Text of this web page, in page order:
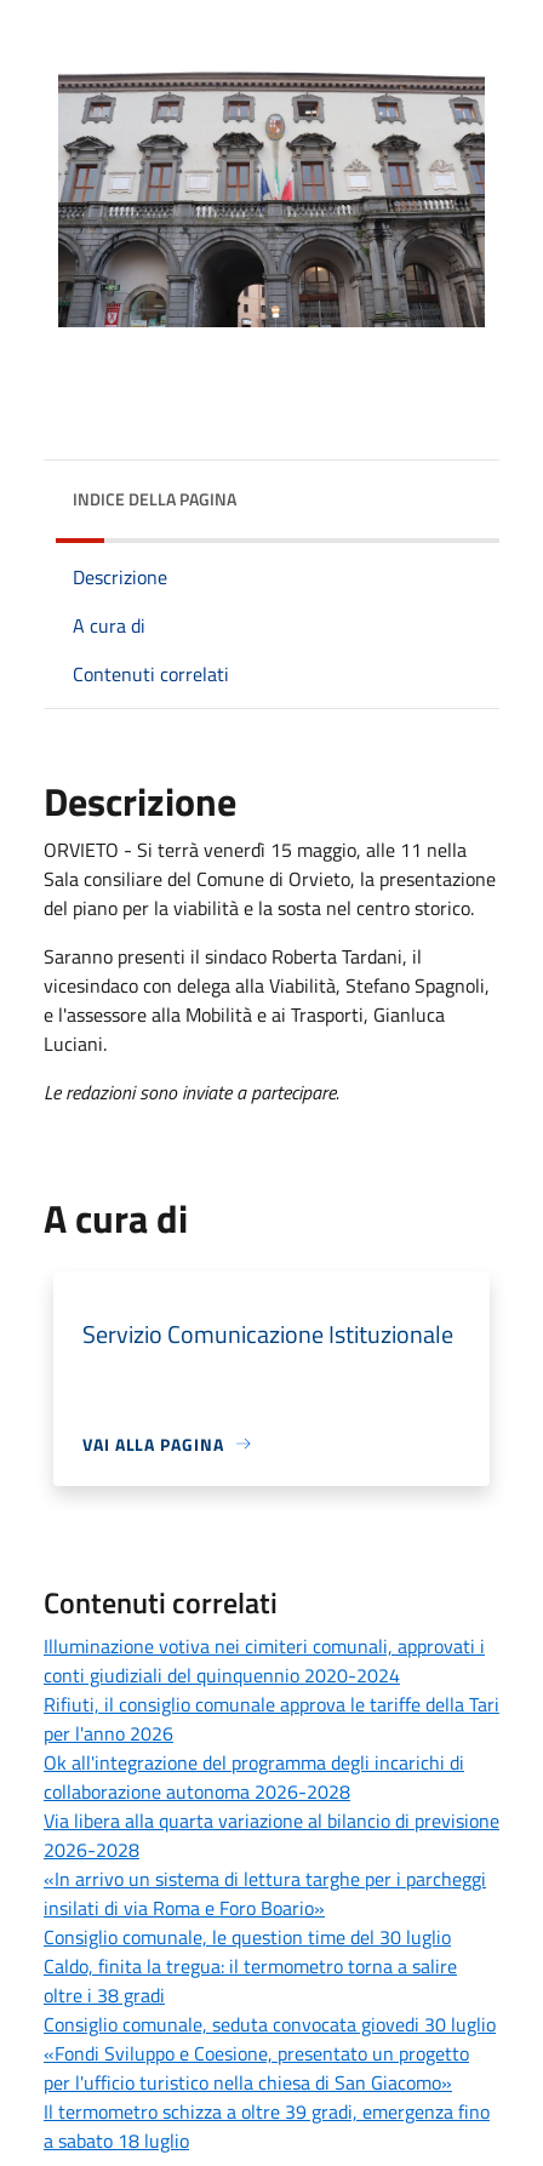
INDICE DELLA PAGINA
Descrizione
A cura di
Contenuti correlati
Descrizione
ORVIETO - Si terrà venerdì 15 maggio, alle 11 nella
Sala consiliare del Comune di Orvieto, la presentazione
del piano per la viabilità e la sosta nel centro storico.
Saranno presenti il sindaco Roberta Tardani, il
vicesindaco con delega alla Viabilità, Stefano Spagnoli,
e l'assessore alla Mobilità e ai Trasporti, Gianluca
Luciani.
Le redazioni sono inviate a partecipare.
A cura di
Servizio Comunicazione Istituzionale
VAI ALLA PAGINA
Contenuti correlati
Illuminazione votiva nei cimiteri comunali, approvati i
conti giudiziali del quinquennio 2020-2024
Rifiuti, il consiglio comunale approva le tariffe della Tari
per l'anno 2026
Ok all'integrazione del programma degli incarichi di
collaborazione autonoma 2026-2028
Via libera alla quarta variazione al bilancio di previsione
2026-2028
«In arrivo un sistema di lettura targhe per i parcheggi
insilati di via Roma e Foro Boario»
Consiglio comunale, le question time del 30 luglio
Caldo, finita la tregua: il termometro torna a salire
oltre i 38 gradi
Consiglio comunale, seduta convocata giovedi 30 luglio
«Fondi Sviluppo e Coesione, presentato un progetto
per l'ufficio turistico nella chiesa di San Giacomo»
Il termometro schizza a oltre 39 gradi, emergenza fino
a sabato 18 luglio